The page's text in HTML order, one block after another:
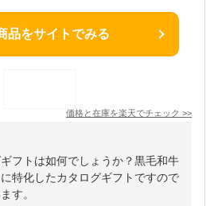
品をサイトでみる
価格と在庫を楽天でチェック >>
フトは如何でしょうか？黒毛和牛
特化したカタログギフトですので
す。